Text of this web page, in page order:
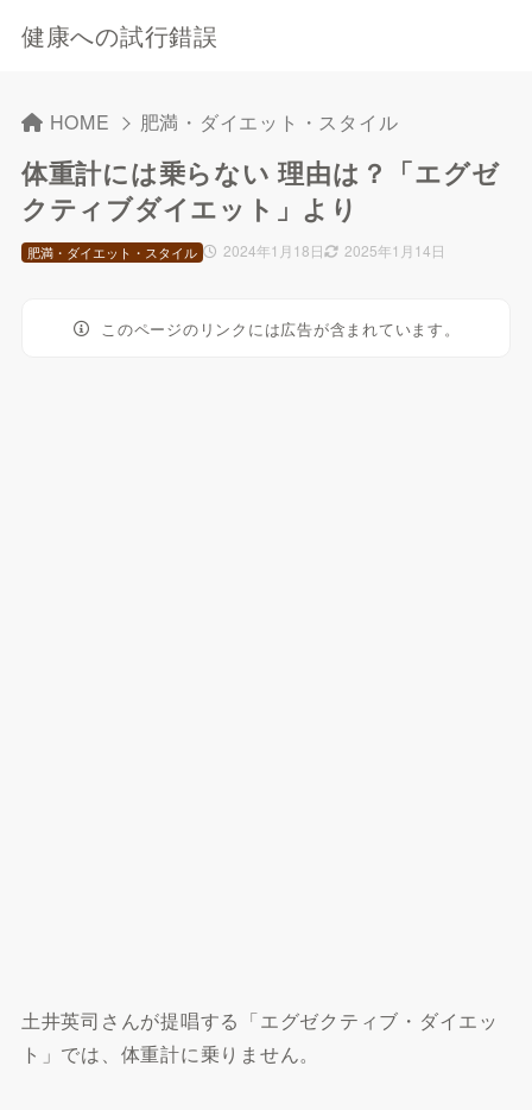
健康への試行錯誤
HOME 肥満・ダイエット・スタイル
体重計には乗らない 理由は？「エグゼ
クティブダイエット」より
2024年1月18日 2025年1月14日
肥満・ダイエット・スタイル
このページのリンクには広告が含まれています。
土井英司さんが提唱する「エグゼクティブ・ダイエッ
ト」では、体重計に乗りません。